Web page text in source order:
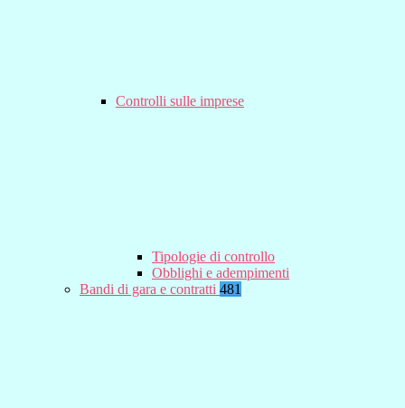
Controlli sulle imprese
Tipologie di controllo
Obblighi e adempimenti
Bandi di gara e contratti 481